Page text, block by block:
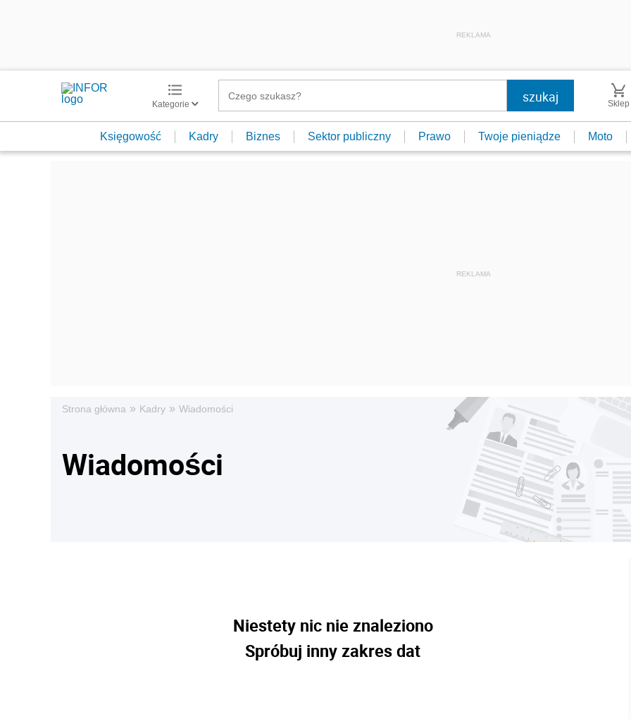
REKLAMA
Kategorie Sklep
Księgowość Kadry Biznes Sektor publiczny Prawo Twoje pieniądze Moto
Strona główna » Kadry » Wiadomości
Wiadomości
Niestety nic nie znaleziono
Spróbuj inny zakres dat